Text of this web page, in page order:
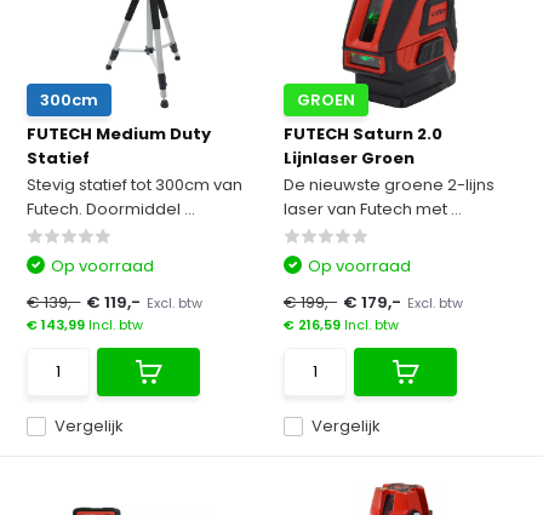
300cm
FUTECH Medium Duty
Statief
Stevig statief tot 300cm van
Futech. Doormiddel ...
Vergelijk
Op voorraad
€ 139,- € 119,- Excl. btw
€ 143,99Incl. btw
GROEN
FUTECH Saturn 2.0
Lijnlaser Groen
De nieuwste groene 2-lijns
laser van Futech met ...
Vergelijk
Op voorraad
€ 199,- € 179,- Excl. btw
€ 216,59Incl. btw